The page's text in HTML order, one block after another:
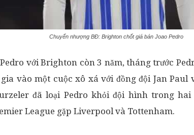
Chuyển nhượng BĐ: Brighton chốt giá bán Joao Pedro
với Brighton còn 3 năm, tháng trước
vào một cuộc xô xá với đồng đội Jan Paul
đã loại Pedro khỏi đội hình trong
League gặp Liverpool và Tottenham.